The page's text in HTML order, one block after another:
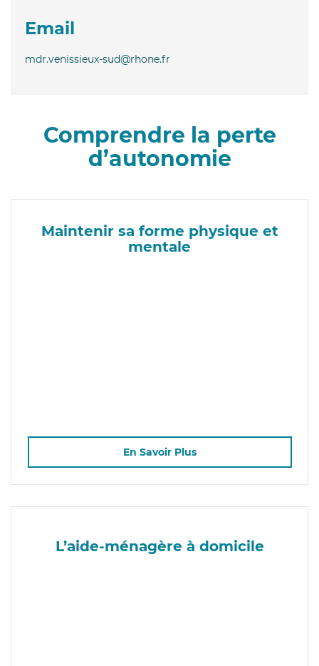
Email
mdr.venissieux-sud@rhone.fr
Comprendre la perte
d’autonomie
Maintenir sa forme physique et
mentale
En Savoir Plus
L’aide-ménagère à domicile